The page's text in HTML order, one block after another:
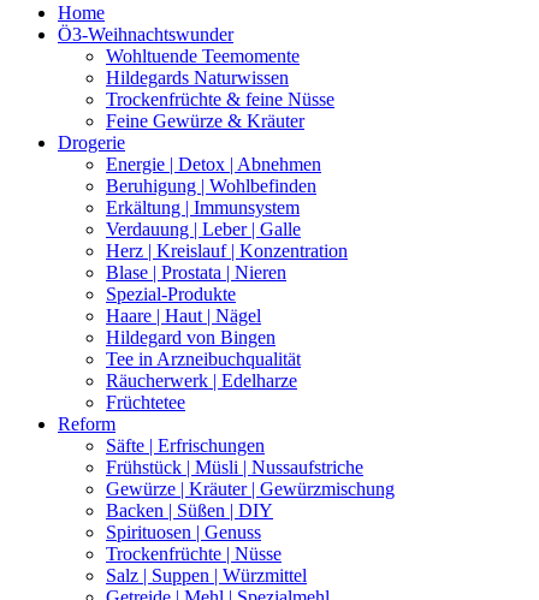
Home
Ö3-Weihnachtswunder
Wohltuende Teemomente
Hildegards Naturwissen
Trockenfrüchte & feine Nüsse
Feine Gewürze & Kräuter
Drogerie
Energie | Detox | Abnehmen
Beruhigung | Wohlbefinden
Erkältung | Immunsystem
Verdauung | Leber | Galle
Herz | Kreislauf | Konzentration
Blase | Prostata | Nieren
Spezial-Produkte
Haare | Haut | Nägel
Hildegard von Bingen
Tee in Arzneibuchqualität
Räucherwerk | Edelharze
Früchtetee
Reform
Säfte | Erfrischungen
Frühstück | Müsli | Nussaufstriche
Gewürze | Kräuter | Gewürzmischung
Backen | Süßen | DIY
Spirituosen | Genuss
Trockenfrüchte | Nüsse
Salz | Suppen | Würzmittel